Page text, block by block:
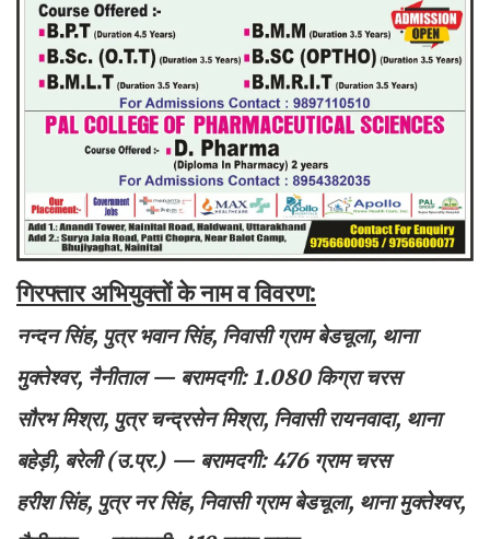
गिरफ्तार अभियुक्तों के नाम व विवरण:
नन्दन सिंह, पुत्र भवान सिंह, निवासी ग्राम बेडचूला, थाना
मुक्तेश्वर, नैनीताल — बरामदगी: 1.080 किग्रा चरस
सौरभ मिश्रा, पुत्र चन्द्रसेन मिश्रा, निवासी रायनवादा, थाना
बहेड़ी, बरेली (उ.प्र.) — बरामदगी: 476 ग्राम चरस
हरीश सिंह, पुत्र नर सिंह, निवासी ग्राम बेडचूला, थाना मुक्तेश्वर,